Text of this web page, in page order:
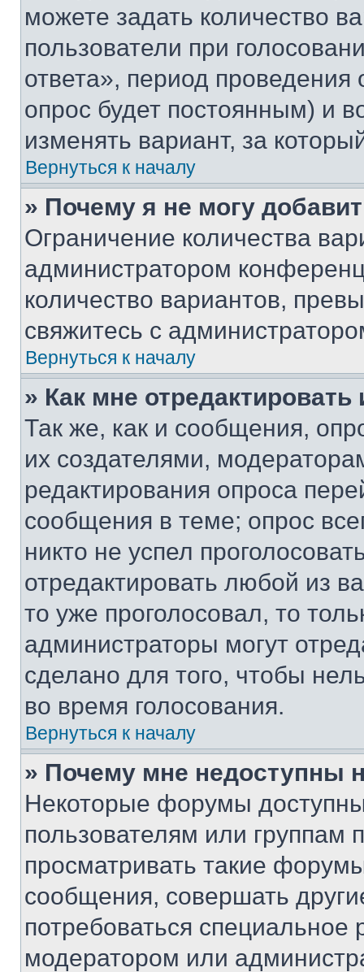
можете задать количество
пользователи при
ответа», период проведения
опрос будет постоянным) и
изменять вариант, за
Вернуться к началу
» Почему я не могу
Ограничение количества
администратором
количество вариантов,
свяжитесь с
Вернуться к началу
» Как мне
Так же, как и сообщения,
их создателями,
редактирования опроса
сообщения в теме; опрос
никто не успел
отредактировать любой из
то уже проголосовал, то
администраторы могут
сделано для того, чтобы
во время голосования.
Вернуться к началу
» Почему мне недоступны
Некоторые форумы
пользователям или группам
просматривать такие
сообщения, совершать
потребоваться
модератором или